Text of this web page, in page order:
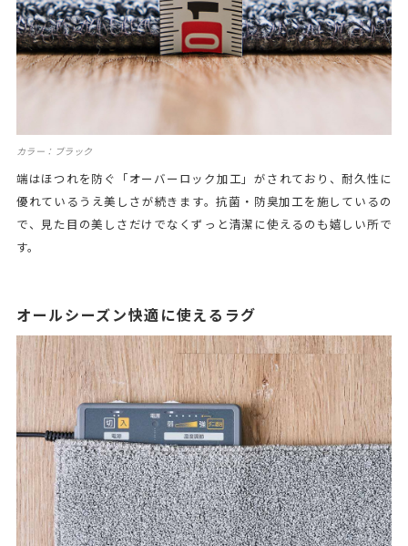
カラー：ブラック
端はほつれを防ぐ「オーバーロック加工」がされており、耐久性に
優れているうえ美しさが続きます。抗菌・防臭加工を施しているの
で、見た目の美しさだけでなくずっと清潔に使えるのも嬉しい所で
す。
オールシーズン快適に使えるラグ